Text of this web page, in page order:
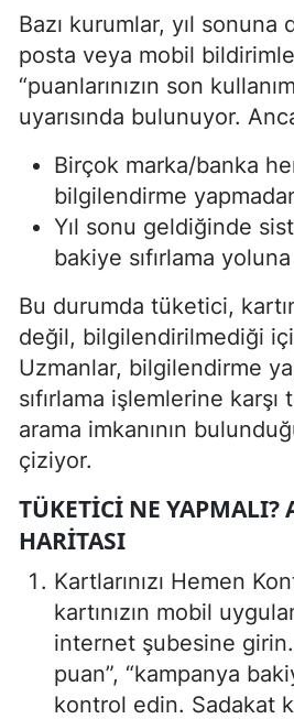
Bazı kurumlar, yıl sonuna
posta veya mobil
“puanlarınızın son
uyarısında bulunuyor.
Birçok marka/banka
bilgilendirme
Yıl sonu geldiğinde
bakiye sıfırlama
Bu durumda tüketici,
değil, bilgilendirilmediği
Uzmanlar, bilgilendirme
sıfırlama işlemlerine
arama imkanının
çiziyor.
TÜKETICI NE
HARITASI
Kartlarınızı Hemen
kartınızın mobil
internet şubesine girin.
puan”, “kampanya
kontrol edin. Sadakat